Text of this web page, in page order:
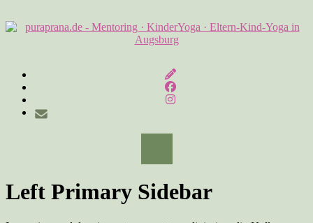
to
content
Left Primary Sidebar